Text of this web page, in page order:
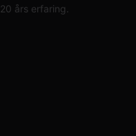
års erfaring.